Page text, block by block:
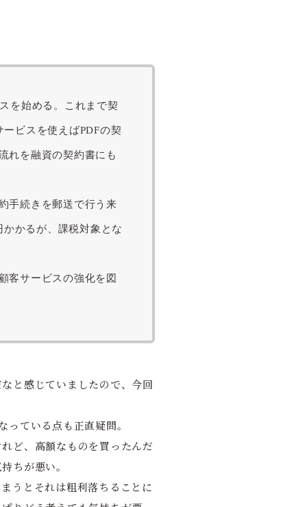
を始める。これまで契
ビスを使えばPDFの契
れを融資の契約書にも
手続きを郵送で行う来
かるが、課税対象とな
客サービスの強化を図
と感じていましたので、今回
ている点も正直疑問。
ど、高額なものを買ったんだ
ちが悪い。
うとそれは粗利落ちることに